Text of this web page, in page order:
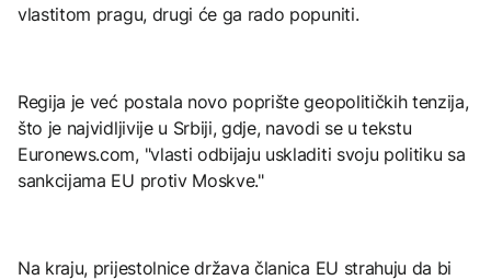
vlastitom pragu, drugi će ga rado popuniti.
Regija je već postala novo poprište geopolitičkih tenzija,
što je najvidljivije u Srbiji, gdje, navodi se u tekstu
Euronews.com, "vlasti odbijaju uskladiti svoju politiku sa
sankcijama EU protiv Moskve."
Na kraju, prijestolnice država članica EU strahuju da bi